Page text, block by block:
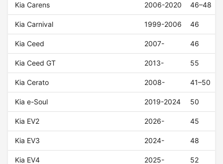
Kia Carens 2006-2020 46–48
Kia Carnival 1999-2006 46
Kia Ceed 2007- 46
Kia Ceed GT 2013- 55
Kia Cerato 2008- 41–50
Kia e-Soul 2019-2024 50
Kia EV2 2026- 45
Kia EV3 2024- 48
Kia EV4 2025- 52